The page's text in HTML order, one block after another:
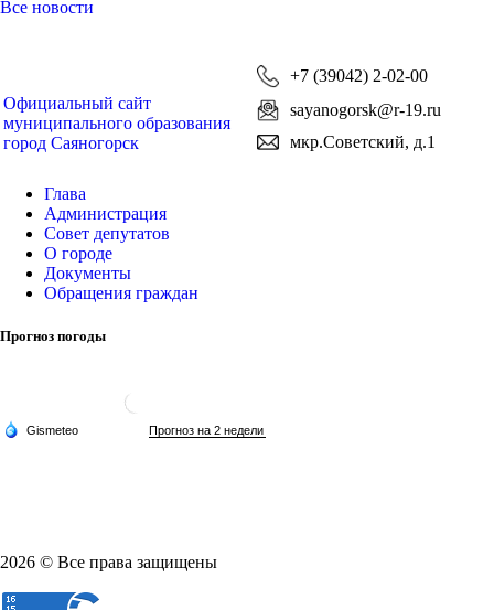
Все новости
Официальный сайт
муниципального образования
город Саяногорск
+7 (39042) 2-02-00
sayanogorsk@r-19.ru
мкр.Советский, д.1
Глава
Администрация
Совет депутатов
О городе
Документы
Обращения граждан
Прогноз погоды
2026 © Все права защищены